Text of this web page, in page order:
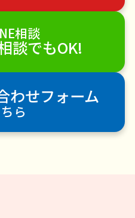
ハウスクリーニング
し
電球交換
空き家管理
各種代行
施工
ナメクジ駆除
駆除
相談
談でもOK!
わせフォーム
ら